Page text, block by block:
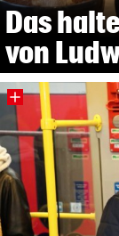
Das
von